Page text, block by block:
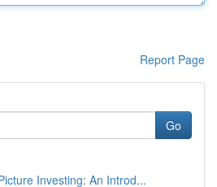
Report Page
Go
Investing: An Introd...